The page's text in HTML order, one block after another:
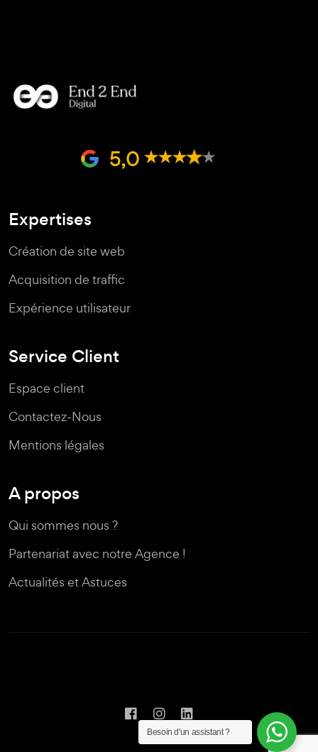
5,0
Expertises
Création de site web
Acquisition de traffic
Expérience utilisateur
Service Client
Espace client
Contactez-Nous
Mentions légales
A propos
Qui sommes nous ?
Partenariat avec notre Agence !
Actualités et Astuces
Besoin d'un assistant ?